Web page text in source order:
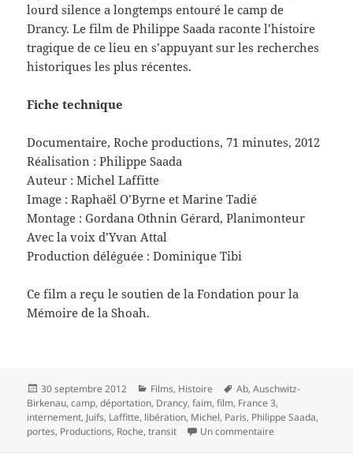
lourd silence a longtemps entouré le camp de
Drancy. Le film de Philippe Saada raconte l’histoire
tragique de ce lieu en s’appuyant sur les recherches
historiques les plus récentes.
Fiche technique
Documentaire, Roche productions, 71 minutes, 2012
Réalisation : Philippe Saada
Auteur : Michel Laffitte
Image : Raphaël O’Byrne et Marine Tadié
Montage : Gordana Othnin Gérard, Planimonteur
Avec la voix d’Yvan Attal
Production déléguée : Dominique Tibi
Ce film a reçu le soutien de la Fondation pour la
Mémoire de la Shoah.
Publié
le
30 septembre 2012 Catégories
Films, Histoire
Mots-
clés
Ab,Auschwitz-
Birkenau,camp,déportation, Drancy,faim,film, France 3,
internement, Juifs, Laffitte, libération, Michel, Paris, Philippe Saada,
portes, Productions, Roche,transit Un commentaire